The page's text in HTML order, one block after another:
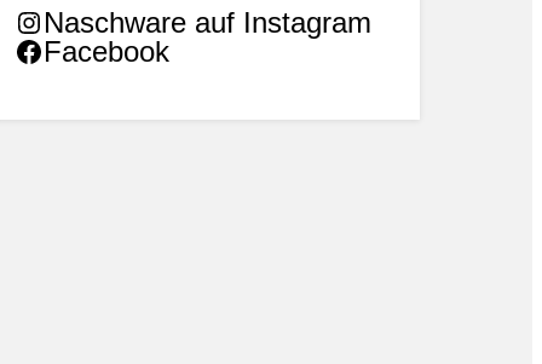
Naschware auf Instagram
Facebook